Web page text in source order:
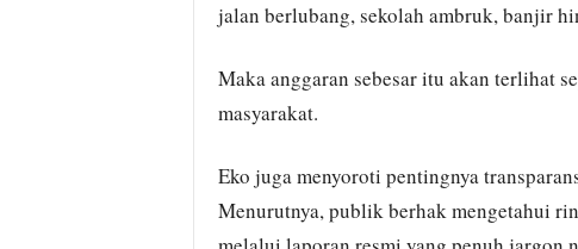
jalan berlubang, sekolah ambruk, banjir
Maka anggaran sebesar itu akan terlihat
masyarakat.
Eko juga menyoroti pentingnya
Menurutnya, publik berhak mengetahui